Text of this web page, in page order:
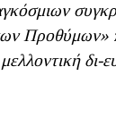
Προθύμων»